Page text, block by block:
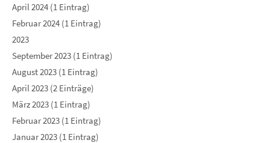
April 2024 (1 Eintrag)
Februar 2024 (1 Eintrag)
2023
September 2023 (1 Eintrag)
August 2023 (1 Eintrag)
April 2023 (2 Einträge)
März 2023 (1 Eintrag)
Februar 2023 (1 Eintrag)
Januar 2023 (1 Eintrag)